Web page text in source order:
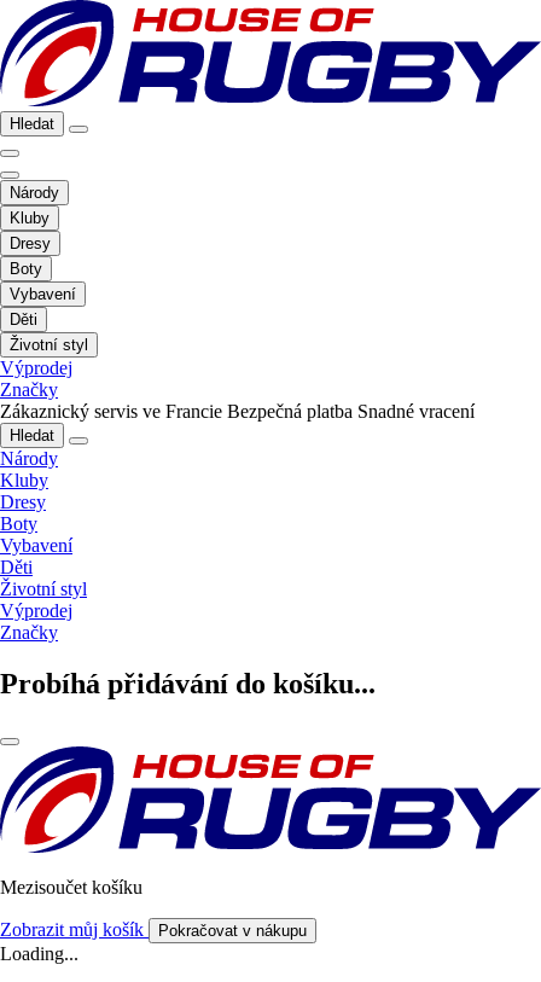
Hledat
Národy
Kluby
Dresy
Boty
Vybavení
Děti
Životní styl
Výprodej
Značky
Zákaznický servis ve Francie Bezpečná platba Snadné vracení
Hledat
Národy
Kluby
Dresy
Boty
Vybavení
Děti
Životní styl
Výprodej
Značky
Probíhá přidávání do košíku...
Mezisoučet košíku
Zobrazit můj košík Pokračovat v nákupu
Loading...